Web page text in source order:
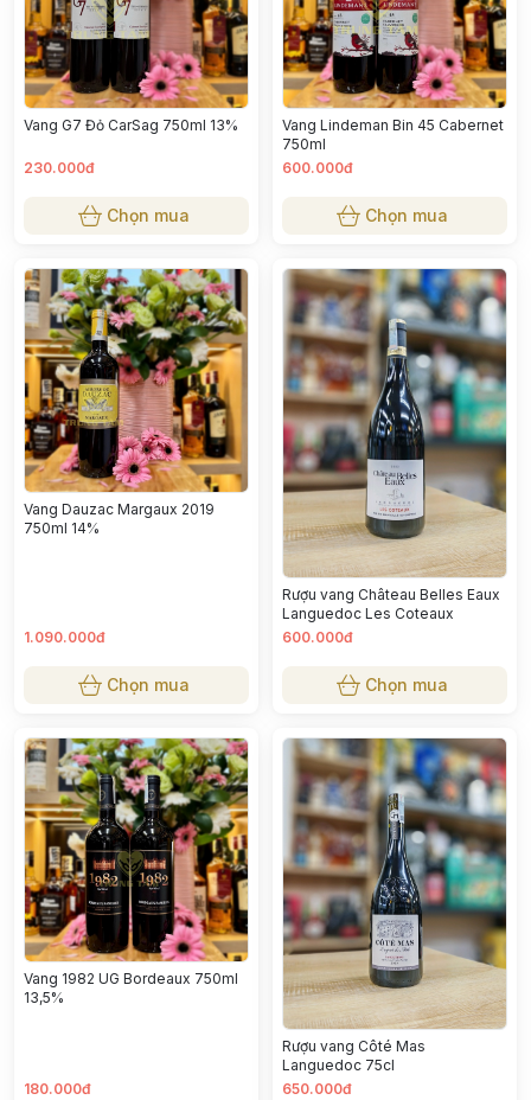
Vang G7 Đỏ CarSag 750ml 13%
230.000đ
Chọn mua
Vang Lindeman Bin 45 Cabernet
750ml
600.000đ
Chọn mua
Vang Dauzac Margaux 2019
750ml 14%
1.090.000đ
Chọn mua
Rượu vang Château Belles Eaux
Languedoc Les Coteaux
600.000đ
Chọn mua
Vang 1982 UG Bordeaux 750ml
13,5%
180.000đ
Rượu vang Côté Mas
Languedoc 75cl
650.000đ